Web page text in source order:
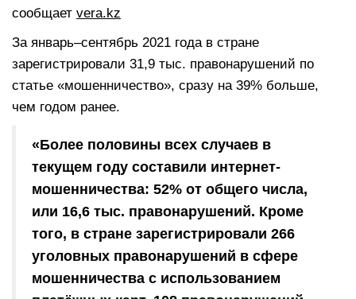
сообщает vera.kz
За январь–сентябрь 2021 года в стране
зарегистрировали 31,9 тыс. правонарушений по
статье «мошенничество», сразу на 39% больше,
чем годом ранее.
«Более половины всех случаев в
текущем году составили интернет-
мошенничества: 52% от общего числа,
или 16,6 тыс. правонарушений. Кроме
того, в стране зарегистрировали 266
уголовных правонарушений в сфере
мошенничества с использованием